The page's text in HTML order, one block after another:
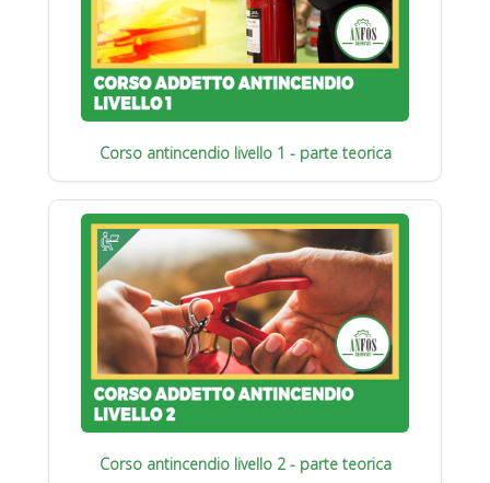
Corso antincendio livello 1 - parte teorica
Corso antincendio livello 2 - parte teorica